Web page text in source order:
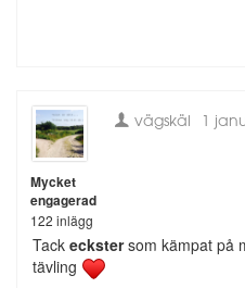
Mycket
engagerad
122 inlägg
vägskäl 1
Tack eckstersom kämpat på
tävling